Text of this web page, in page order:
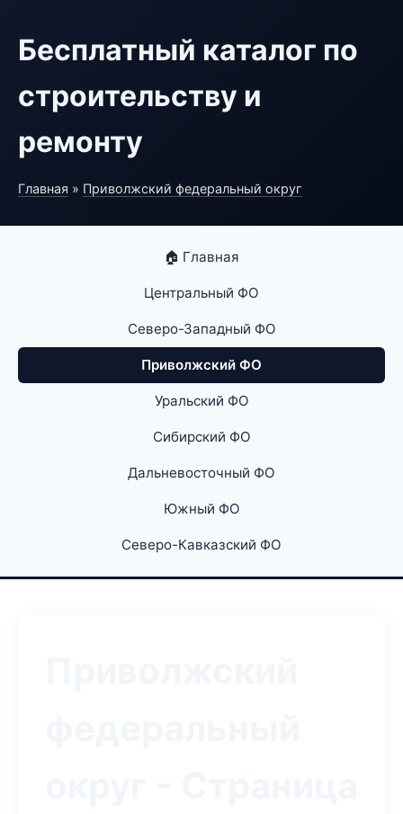
Бесплатный каталог по
строительству и
ремонту
Главная » Приволжский федеральный округ
🏠 Главная
Центральный ФО
Северо-Западный ФО
Приволжский ФО
Уральский ФО
Сибирский ФО
Дальневосточный ФО
Южный ФО
Северо-Кавказский ФО